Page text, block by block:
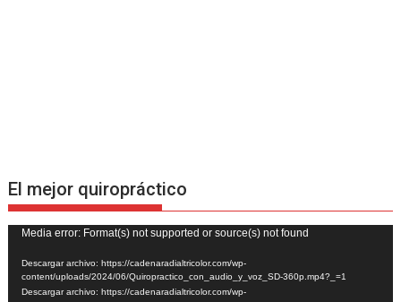
El mejor quiropráctico
Reproductor
de
vídeo
Media error: Format(s) not supported or source(s) not found
Descargar archivo: https://cadenaradialtricolor.com/wp-
content/uploads/2024/06/Quiropractico_con_audio_y_voz_SD-360p.mp4?_=1
Descargar archivo: https://cadenaradialtricolor.com/wp-